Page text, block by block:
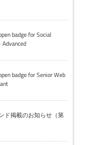
badge for Social
badge for Senior Web
ド掲載のお知らせ（第